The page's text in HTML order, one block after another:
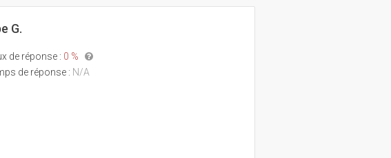
G.
de réponse : 0 %
de réponse : N/A